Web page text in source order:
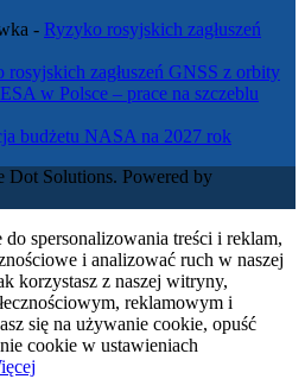
- Ryzyko rosyjskich zagłuszeń
rosyjskich zagłuszeń GNSS z orbity
w Polsce – prace na szczeblu
budżetu NASA na 2027 rok
Solutions. Powered by
spersonalizowania treści i reklam,
i analizować ruch w naszej
korzystasz z naszej witryny,
reklamowym i
się na używanie cookie, opuść
cookie w ustawieniach